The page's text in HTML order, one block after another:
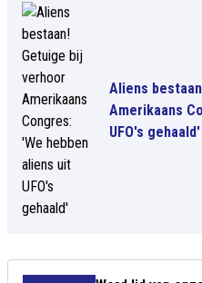
Aliens
Amerikaans
UFO's gehaald'